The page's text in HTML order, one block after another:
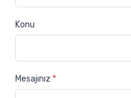
Konu
Mesajınız *